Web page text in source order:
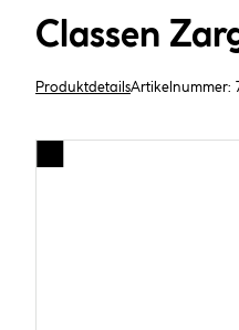
Classen
ProduktdetailsArtikelnummer: